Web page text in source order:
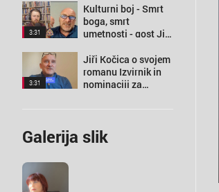
desnici
3:31
Kulturni boj - Smrt
boga, smrt
umetnosti - gost Jiri
3:31
Jiři Kočica o svojem
romanu Izvirnik in
nominaciji za
Galerija slik